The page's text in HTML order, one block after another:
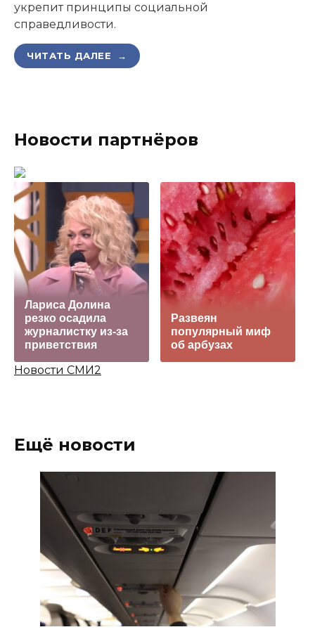
укрепит принципы социальной
справедливости.
ЧИТАТЬ ДАЛЕЕ →
Новости партнёров
Лариса Долина
резко осадила
журналистку из-за
приветствия
Развеян
популярный миф
об арбузах
Новости СМИ2
Ещё новости